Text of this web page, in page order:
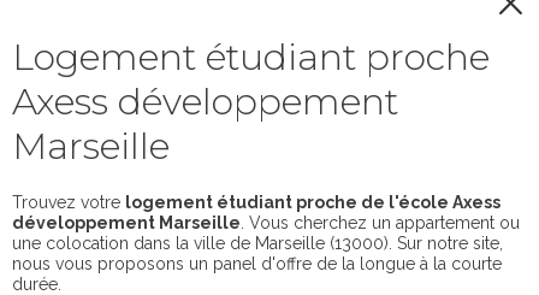
Logement étudiant proche
Axess développement
Marseille
Trouvez votre logement étudiant proche de l'école Axess
développement Marseille . Vous cherchez un appartement ou
une colocation dans la ville de Marseille (13000). Sur notre site,
nous vous proposons un panel d'offre de la longue à la courte
durée.